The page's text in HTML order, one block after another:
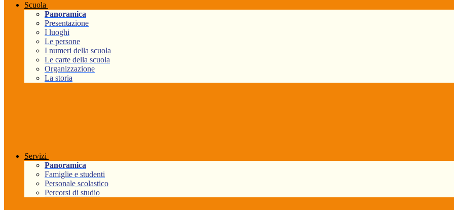
Scuola
Panoramica
Presentazione
I luoghi
Le persone
I numeri della scuola
Le carte della scuola
Organizzazione
La storia
Servizi
Panoramica
Famiglie e studenti
Personale scolastico
Percorsi di studio